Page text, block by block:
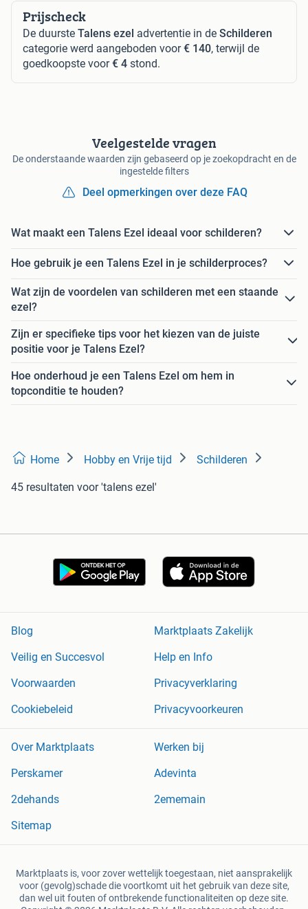
Prijscheck
De duurste Talens ezel advertentie in de Schilderen
categorie werd aangeboden voor€ 140, terwijl de
goedkoopste voor€ 4 stond.
Veelgestelde vragen
De onderstaande waarden zijn gebaseerd op je zoekopdracht en de
ingestelde filters
Deel opmerkingen over deze FAQ
Wat maakt een Talens Ezel ideaal voor schilderen?
Hoe gebruik je een Talens Ezel in je schilderproces?
Wat zijn de voordelen van schilderen met een staande
ezel?
Zijn er specifieke tips voor het kiezen van de juiste
positie voor je Talens Ezel?
Hoe onderhoud je een Talens Ezel om hem in
topconditie te houden?
Home Hobby en Vrije tijd Schilderen
45 resultaten voor 'talens ezel'
Blog
Marktplaats Zakelijk
Veilig en Succesvol
Help en Info
Voorwaarden
Privacyverklaring
Cookiebeleid
Privacyvoorkeuren
Over Marktplaats
Werken bij
Perskamer
Adevinta
2dehands
2ememain
Sitemap
Marktplaats is, voor zover wettelijk toegestaan, niet aansprakelijk
voor (gevolg)schade die voortkomt uit het gebruik van deze site,
dan wel uit fouten of ontbrekende functionaliteiten op deze site.